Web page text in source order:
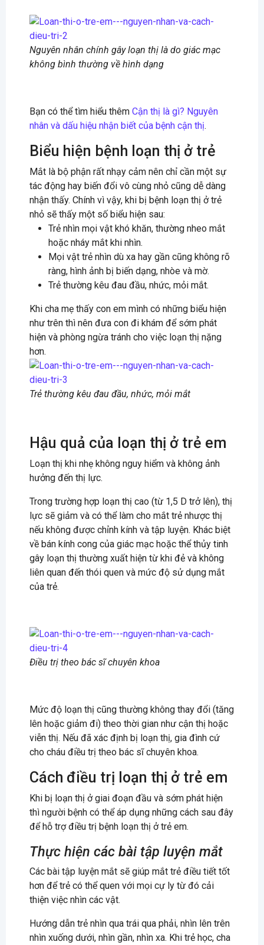
Nguyên nhân chính gây loạn thị là do giác mạc
không bình thường về hình dạng
Bạn có thể tìm hiểu thêm Cận thị là gì? Nguyên
nhân và dấu hiệu nhận biết của bệnh cận thị.
Biểu hiện bệnh loạn thị ở trẻ
Mắt là bộ phận rất nhạy cảm nên chỉ cần một sự
tác động hay biến đổi vô cùng nhỏ cũng dễ dàng
nhận thấy. Chính vì vậy, khi bị bệnh loạn thị ở trẻ
nhỏ sẽ thấy một số biểu hiện sau:
Trẻ nhìn mọi vật khó khăn, thường nheo mắt
hoặc nháy mắt khi nhìn.
Mọi vật trẻ nhìn dù xa hay gần cũng không rõ
ràng, hình ảnh bị biến dạng, nhòe và mờ.
Trẻ thường kêu đau đầu, nhức, mỏi mắt.
Khi cha mẹ thấy con em mình có những biểu hiện
như trên thì nên đưa con đi khám để sớm phát
hiện và phòng ngừa tránh cho việc loạn thị nặng
hơn.
Trẻ thường kêu đau đầu, nhức, mỏi mắt
Hậu quả của loạn thị ở trẻ em
Loạn thị khi nhẹ không nguy hiểm và không ảnh
hưởng đến thị lực.
Trong trường hợp loạn thị cao (từ 1,5 D trở lên), thị
lực sẽ giảm và có thể làm cho mắt trẻ nhược thị
nếu không được chỉnh kính và tập luyện. Khác biệt
về bán kính cong của giác mạc hoặc thể thủy tinh
gây loạn thị thường xuất hiện từ khi đẻ và không
liên quan đến thói quen và mức độ sử dụng mắt
của trẻ.
Điều trị theo bác sĩ chuyên khoa
Mức độ loạn thị cũng thường không thay đổi (tăng
lên hoặc giảm đi) theo thời gian như cận thị hoặc
viễn thị. Nếu đã xác định bị loạn thị, gia đình cứ
cho cháu điều trị theo bác sĩ chuyên khoa.
Cách điều trị loạn thị ở trẻ em
Khi bị loạn thị ở giai đoạn đầu và sớm phát hiện
thì người bệnh có thể áp dụng những cách sau đây
để hỗ trợ điều trị bệnh loạn thị ở trẻ em.
Thực hiện các bài tập luyện mắt
Các bài tập luyện mắt sẽ giúp mắt trẻ điều tiết tốt
hơn để trẻ có thể quen với mọi cự ly từ đó cải
thiện việc nhìn các vật.
Hướng dẫn trẻ nhìn qua trái qua phải, nhìn lên trên
nhìn xuống dưới, nhìn gần, nhìn xa. Khi trẻ học, cha